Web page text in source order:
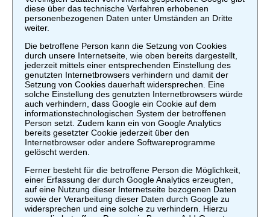
diese über das technische Verfahren erhobenen
personenbezogenen Daten unter Umständen an Dritte
weiter.
Die betroffene Person kann die Setzung von Cookies
durch unsere Internetseite, wie oben bereits dargestellt,
jederzeit mittels einer entsprechenden Einstellung des
genutzten Internetbrowsers verhindern und damit der
Setzung von Cookies dauerhaft widersprechen. Eine
solche Einstellung des genutzten Internetbrowsers würde
auch verhindern, dass Google ein Cookie auf dem
informationstechnologischen System der betroffenen
Person setzt. Zudem kann ein von Google Analytics
bereits gesetzter Cookie jederzeit über den
Internetbrowser oder andere Softwareprogramme
gelöscht werden.
Ferner besteht für die betroffene Person die Möglichkeit,
einer Erfassung der durch Google Analytics erzeugten,
auf eine Nutzung dieser Internetseite bezogenen Daten
sowie der Verarbeitung dieser Daten durch Google zu
widersprechen und eine solche zu verhindern. Hierzu